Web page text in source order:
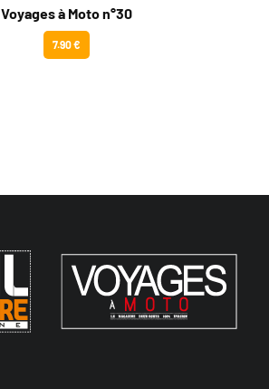
Voyages à Moto n°30
7.90 €